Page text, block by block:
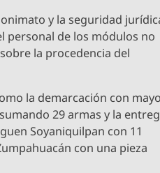
y la seguridad
personal de los módulos no
la procedencia del
la demarcación con
29 armas y la
Soyaniquilpan con 11
con una pieza